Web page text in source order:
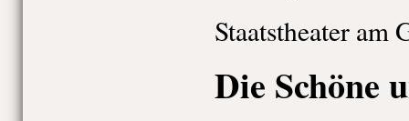
Staatstheater am
Die Schöne